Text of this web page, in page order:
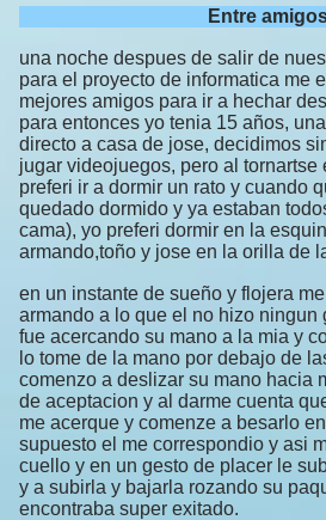
Entre
una noche despues de salir de
para el proyecto de informatica me
mejores amigos para ir a hechar
para entonces yo tenia 15 años,
directo a casa de jose, decidimos
jugar videojuegos, pero al tornartse
preferi ir a dormir un rato y cuando
quedado dormido y ya estaban
cama), yo preferi dormir en la
armando,toño y jose en la orilla de
en un instante de sueño y flojera
armando a lo que el no hizo ningun
fue acercando su mano a la mia y
lo tome de la mano por debajo de
comenzo a deslizar su mano hacia
de aceptacion y al darme cuenta
me acerque y comenze a besarlo
supuesto el me correspondio y asi
cuello y en un gesto de placer le
y a subirla y bajarla rozando su
encontraba super exitado.